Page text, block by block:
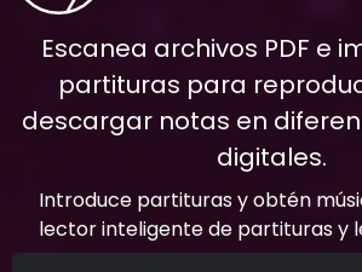
Escanea archivos PDF e
partituras para
descargar notas en
digitales.
Introduce partituras y obtén
lector inteligente de partituras y